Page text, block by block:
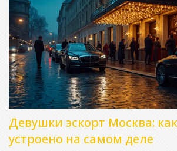
Девушки эскорт Москва:
устроено на самом деле